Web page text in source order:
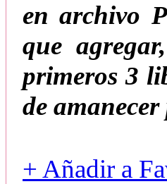
en archivo
que
primeros 3
de
+ Añadir a